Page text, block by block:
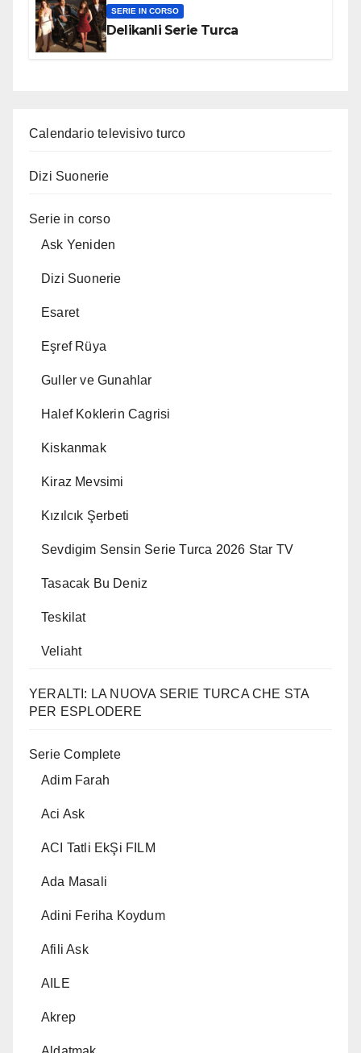
SERIE IN CORSO
Delikanli Serie Turca
Calendario televisivo turco
Dizi Suonerie
Serie in corso
Ask Yeniden
Dizi Suonerie
Esaret
Eşref Rüya
Guller ve Gunahlar
Halef Koklerin Cagrisi
Kiskanmak
Kiraz Mevsimi
Kızılcık Şerbeti
Sevdigim Sensin Serie Turca 2026 Star TV
Tasacak Bu Deniz
Teskilat
Veliaht
YERALTI: LA NUOVA SERIE TURCA CHE STA
PER ESPLODERE
Serie Complete
Adim Farah
Aci Ask
ACI Tatli EkŞi FILM
Ada Masali
Adini Feriha Koydum
Afili Ask
AILE
Akrep